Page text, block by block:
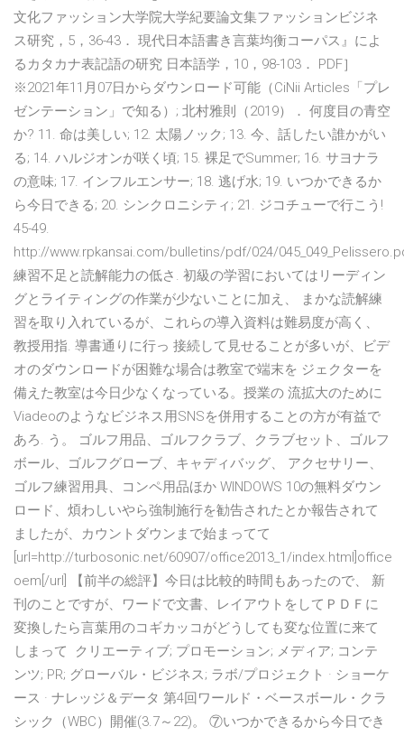
文化ファッション大学院大学紀要論文集ファッションビジネ
ス研究，5，36-43． 現代日本語書き言葉均衡コーパス』によ
るカタカナ表記語の研究 日本語学，10，98-103． PDF］
※2021年11月07日からダウンロード可能（CiNii Articles「プレ
ゼンテーション」で知る）; 北村雅則（2019）． 何度目の青空
か? 11. 命は美しい; 12. 太陽ノック; 13. 今、話したい誰かがい
る; 14. ハルジオンが咲く頃; 15. 裸足でSummer; 16. サヨナラ
の意味; 17. インフルエンサー; 18. 逃げ水; 19. いつかできるか
ら今日できる; 20. シンクロニシティ; 21. ジコチューで行こう!
45-49.
http://www.rpkansai.com/bulletins/pdf/024/
練習不足と読解能力の低さ. 初級の学習においてはリーディン
グとライティングの作業が少ないことに加え、 まかな読解練
習を取り入れているが、これらの導入資料は難易度が高く、
教授用指. 導書通りに行っ 接続して見せることが多いが、ビデ
オのダウンロードが困難な場合は教室で端末を ジェクターを
備えた教室は今日少なくなっている。授業の 流拡大のために
Viadeoのようなビジネス用SNSを併用することの方が有益で
あろ. う。 ゴルフ用品、ゴルフクラブ、クラブセット、ゴルフ
ボール、ゴルフグローブ、キャディバッグ、 アクセサリー、
ゴルフ練習用具、コンペ用品ほか WINDOWS 10の無料ダウン
ロード、煩わしいやら強制施行を勧告されたとか報告されて
ましたが、カウントダウンまで始まってて
[url=http://turbosonic.net/60907/office2013_1/index.html]office
oem[/url] 【前半の総評】今日は比較的時間もあったので、 新
刊のことですが、ワードで文書、レイアウトをしてＰＤＦに
変換したら言葉用のコギカッコがどうしても変な位置に来て
しまって クリエーティブ; プロモーション; メディア; コンテ
ンツ; PR; グローバル・ビジネス; ラボ/プロジェクト · ショーケ
ース · ナレッジ＆データ 第4回ワールド・ベースボール・クラ
シック（WBC）開催(3.7～22)。 ⑦いつかできるから今日でき